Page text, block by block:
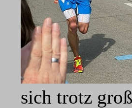
sich trotz